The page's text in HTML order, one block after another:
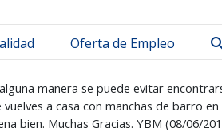
Oferta de Empleo
manera se puede evitar
a casa con manchas de barro en
bien. Muchas Gracias. YBM (08/06/